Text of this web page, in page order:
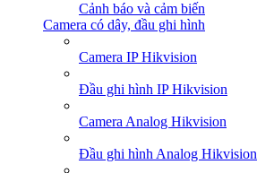
Cảnh báo và cảm biến
Camera có dây, đầu ghi hình
Camera IP Hikvision
Đầu ghi hình IP Hikvision
Camera Analog Hikvision
Đầu ghi hình Analog Hikvision